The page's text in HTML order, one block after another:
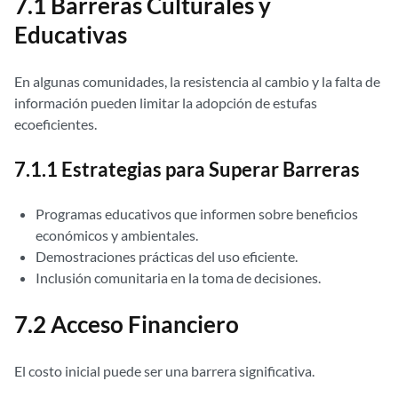
7.1 Barreras Culturales y
Educativas
En algunas comunidades, la resistencia al cambio y la falta de
información pueden limitar la adopción de estufas
ecoeficientes.
7.1.1 Estrategias para Superar Barreras
Programas educativos que informen sobre beneficios
económicos y ambientales.
Demostraciones prácticas del uso eficiente.
Inclusión comunitaria en la toma de decisiones.
7.2 Acceso Financiero
El costo inicial puede ser una barrera significativa.